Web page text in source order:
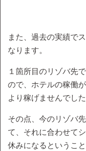
また、過去の実績で
なります。
１箇所目のリゾバ先
ので、ホテルの稼働
より稼げませんでした
その点、今のリゾバ
て、それに合わせて
休みになるというこ